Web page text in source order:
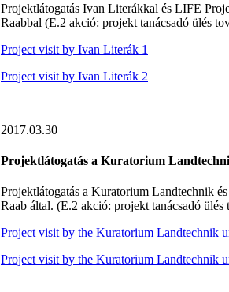
Projektlátogatás Ivan Literákkal és LIFE
Raabbal (E.2 akció: projekt tanácsadó ülés
Project visit by Ivan Literák 1
Project visit by Ivan Literák 2
2017.03.30
Projektlátogatás a Kuratorium
Projektlátogatás a Kuratorium Landtechnik
Raab által. (E.2 akció: projekt tanácsadó ülés
Project visit by the Kuratorium Landtechnik
Project visit by the Kuratorium Landtechnik